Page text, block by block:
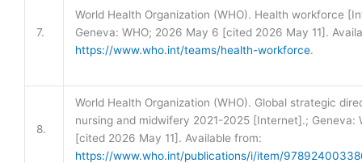
7.
World Health Organization (WHO). Health workforce
Geneva: WHO; 2026 May 6 [cited 2026 May 11].
https://www.who.int/teams/health-workforce.
8.
World Health Organization (WHO). Global strategic
nursing and midwifery 2021-2025 [Internet].; Geneva:
[cited 2026 May 11]. Available from:
https://www.who.int/publications/i/item/